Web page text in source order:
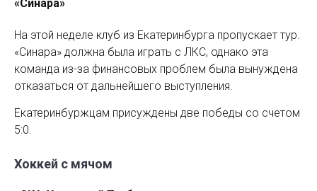
«Синара»
На этой неделе клуб из Екатеринбурга пропускает тур.
«Синара» должна была играть с ЛКС, однако эта
команда из-за финансовых проблем была вынуждена
отказаться от дальнейшего выступления.
Екатеринбуржцам присуждены две победы со счетом
5:0.
Хоккей с мячом